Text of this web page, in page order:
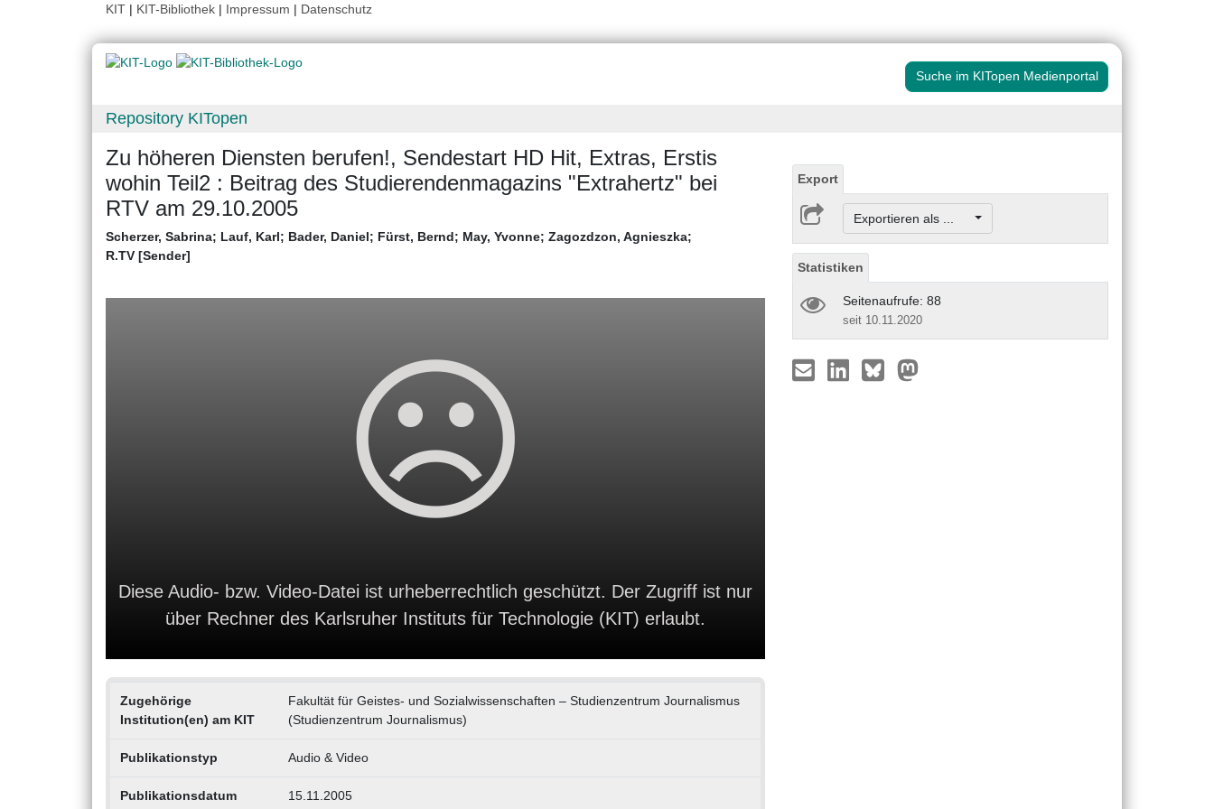
KIT | KIT-Bibliothek | Impressum | Datenschutz
Suche im KITopen Medienportal
Repository KITopen
Zu höheren Diensten berufen!, Sendestart HD Hit, Extras, Erstis
wohin Teil2 : Beitrag des Studierendenmagazins "Extrahertz" bei
RTV am 29.10.2005
Scherzer, Sabrina; Lauf, Karl; Bader, Daniel; Fürst, Bernd; May, Yvonne; Zagozdzon, Agnieszka;
R.TV [Sender]
Diese Audio- bzw. Video-Datei ist urheberrechtlich geschützt. Der Zugriff ist nur
über Rechner des Karlsruher Instituts für Technologie (KIT) erlaubt.
Zugehörige
Institution(en) am KIT
Fakultät für Geistes- und Sozialwissenschaften – Studienzentrum Journalismus
(Studienzentrum Journalismus)
Publikationstyp Audio & Video
Publikationsdatum 15.11.2005
Export
Exportieren als ...
Statistiken
Seitenaufrufe: 88
seit 10.11.2020